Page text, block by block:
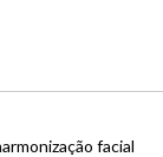
facial